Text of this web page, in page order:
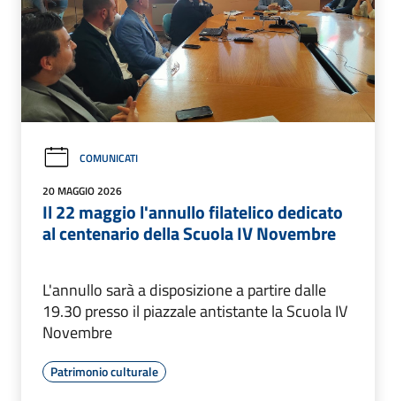
COMUNICATI
20 MAGGIO 2026
Il 22 maggio l'annullo filatelico dedicato
al centenario della Scuola IV Novembre
L'annullo sarà a disposizione a partire dalle
19.30 presso il piazzale antistante la Scuola IV
Novembre
Patrimonio culturale